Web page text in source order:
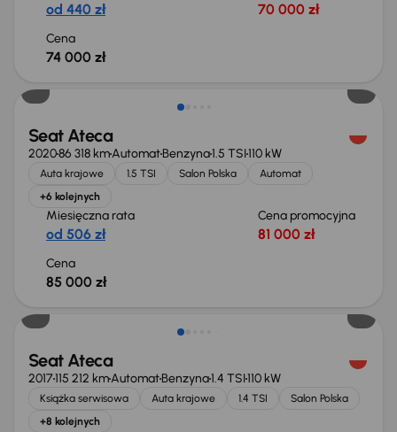
od 440 zł 70 000 zł
Cena
74 000 zł
Seat Ateca
202086 318 kmAutomatBenzyna1.5 TSI110 kW
Auta krajowe 1.5 TSI Salon Polska
Automat
+6 kolejnych
Miesięczna rata
od 506 zł
Cena promocyjna
81 000 zł
Cena
85 000 zł
Seat Ateca
2017115 212 kmAutomatBenzyna1.4 TSI110 kW
Książka serwisowa Auta krajowe 1.4 TSI
Salon Polska
+8 kolejnych